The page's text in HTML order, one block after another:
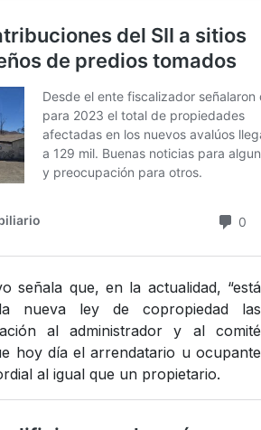
señala que, en la actualidad, “está
nueva ley de copropiedad las
al administrador y al comité
hoy día el arrendatario u ocupante
al igual que un propietario.